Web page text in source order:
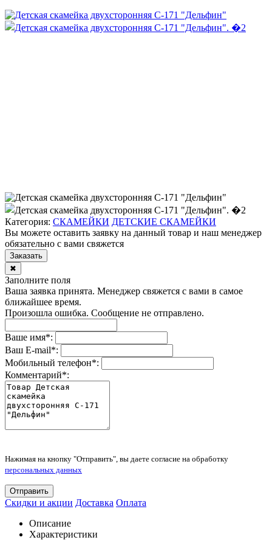
Категория: СКАМЕЙКИ ДЕТСКИЕ СКАМЕЙКИ
Вы можете оставить заявку на данный товар и наш менеджер
обязательно с вами свяжется
Заказать
✖
Заполните поля
Ваша заявка принята. Менеджер свяжется с вами в самое
ближайшее время.
Произошла ошибка. Сообщение не отправлено.
Ваше имя*:
Ваш E-mail*:
Мобильный телефон*:
Комментарий*:
Нажимая на кнопку "Отправить", вы даете согласие на обработку
персональных данных
Отправить
Скидки и акции Доставка Оплата
Описание
Характеристики